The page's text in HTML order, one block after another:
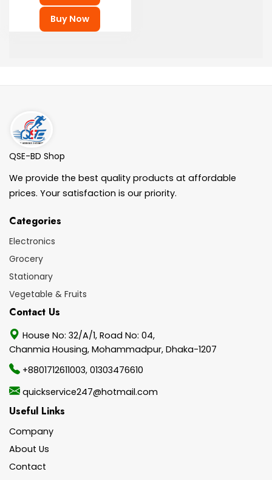
Buy Now
QSE-BD Shop
We provide the best quality products at affordable
prices. Your satisfaction is our priority.
Categories
Electronics
Grocery
Stationary
Vegetable & Fruits
Contact Us
House No: 32/A/1, Road No: 04,
Chanmia Housing, Mohammadpur, Dhaka-1207
+8801712611003, 01303476610
quickservice247@hotmail.com
Useful Links
Company
About Us
Contact